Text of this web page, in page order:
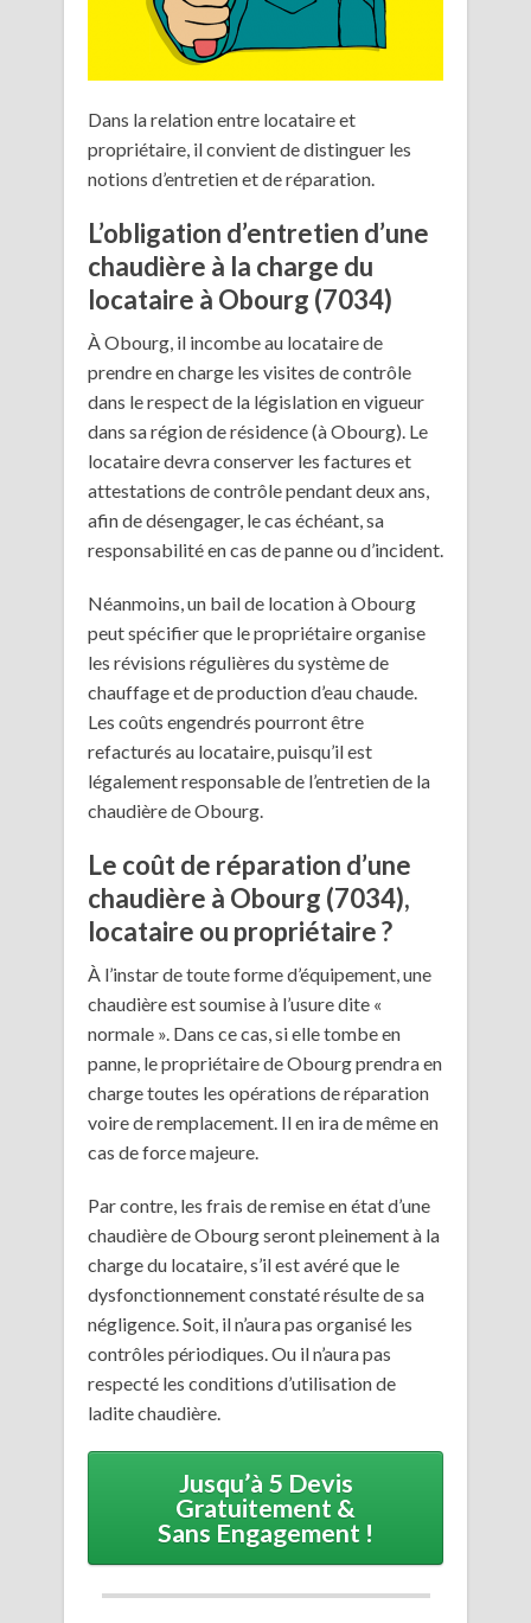
Dans la relation entre locataire et
propriétaire, il convient de distinguer les
notions d’entretien et de réparation.
L’obligation d’entretien d’une
chaudière à la charge du
locataire à Obourg (7034)
À Obourg, il incombe au locataire de
prendre en charge les visites de contrôle
dans le respect de la législation en vigueur
dans sa région de résidence (à Obourg). Le
locataire devra conserver les factures et
attestations de contrôle pendant deux ans,
afin de désengager, le cas échéant, sa
responsabilité en cas de panne ou d’incident.
Néanmoins, un bail de location à Obourg
peut spécifier que le propriétaire organise
les révisions régulières du système de
chauffage et de production d’eau chaude.
Les coûts engendrés pourront être
refacturés au locataire, puisqu’il est
légalement responsable de l’entretien de la
chaudière de Obourg.
Le coût de réparation d’une
chaudière à Obourg (7034),
locataire ou propriétaire ?
À l’instar de toute forme d’équipement, une
chaudière est soumise à l’usure dite «
normale ». Dans ce cas, si elle tombe en
panne, le propriétaire de Obourg prendra en
charge toutes les opérations de réparation
voire de remplacement. Il en ira de même en
cas de force majeure.
Par contre, les frais de remise en état d’une
chaudière de Obourg seront pleinement à la
charge du locataire, s’il est avéré que le
dysfonctionnement constaté résulte de sa
négligence. Soit, il n’aura pas organisé les
contrôles périodiques. Ou il n’aura pas
respecté les conditions d’utilisation de
ladite chaudière.
Jusqu’à 5 Devis
Gratuitement &
Sans Engagement !